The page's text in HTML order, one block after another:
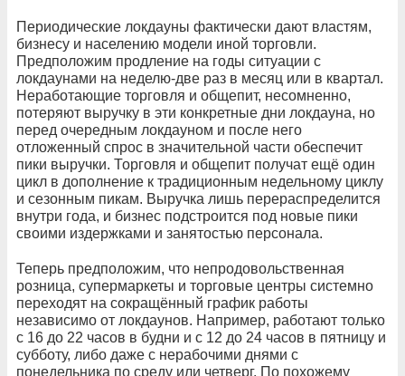
Периодические локдауны фактически дают властям,
бизнесу и населению модели иной торговли.
Предположим продление на годы ситуации с
локдаунами на неделю-две раз в месяц или в квартал.
Неработающие торговля и общепит, несомненно,
потеряют выручку в эти конкретные дни локдауна, но
перед очередным локдауном и после него
отложенный спрос в значительной части обеспечит
пики выручки. Торговля и общепит получат ещё один
цикл в дополнение к традиционным недельному циклу
и сезонным пикам. Выручка лишь перераспределится
внутри года, и бизнес подстроится под новые пики
своими издержками и занятостью персонала.
Теперь предположим, что непродовольственная
розница, супермаркеты и торговые центры системно
переходят на сокращённый график работы
независимо от локдаунов. Например, работают только
с 16 до 22 часов в будни и с 12 до 24 часов в пятницу и
субботу, либо даже с нерабочими днями с
понедельника по среду или четверг. По похожему